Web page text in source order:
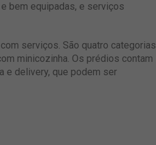
bem equipadas, e serviços
serviços. São quatro categorias
minicozinha. Os prédios contam
e delivery, que podem ser